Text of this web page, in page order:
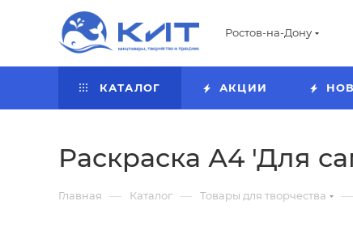
Ростов-на-Дону
КАТАЛОГ АКЦИИ
Раскраска А4 'Для
Главная — Каталог — Товары для творчества —